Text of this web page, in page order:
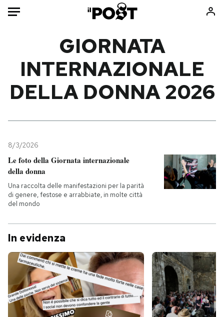
HOME
Italia
Mondo
Internet
Scienza
Cultura
Economia
Sport
Moda
Libri
Altrecose
Mondiali calcio 2026
PODCAST
NEWSLETTER
I MIEI PREFERITI
GIORNATA
INTERNAZIONALE
DELLA DONNA 2026
8/3/2026
Le foto della Giornata internazionale
della donna
Una raccolta delle manifestazioni per la parità
di genere, festose e arrabbiate, in molte città
del mondo
In evidenza